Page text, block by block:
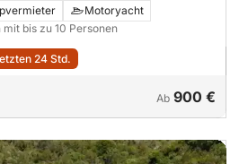
Motoryacht
mit bis zu 10 Personen
24 Std.
Ab 900 €